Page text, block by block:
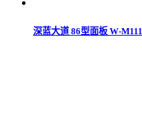
深蓝大道 86型面板 W-M111